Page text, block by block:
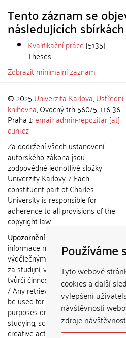
Používáme
Tyto webové
cookies a další
vylepšení
návštěvnosti
zdroje
Tento záznam se
následujících sbírkách
Kvalifikační práce [5135]
Theses
Zobrazit minimální záznam
© 2025 Univerzita Karlova,Ústřední
knihovna, Ovocný trh 560/5, 116 36
Praha 1;email: admin-repozitar [at]
cuni.cz
Za dodržení všech ustanovení
autorského zákona jsou
zodpovědné jednotlivé složky
Univerzity Karlovy. / Each
constituent part of Charles
University is responsible for
adherence to all provisions of the
copyright law.
Upozornění / Notice:
informace nemohou být použity k
výdělečným účelům nebo vydávány
za studijní, vědeckou nebo jinou
tvůrčí činnost jiné osoby než autora.
/ Any retrieved information shall not
be used for any commercial
purposes or claimed as results of
studying, scientific or any other
creative activities of any person